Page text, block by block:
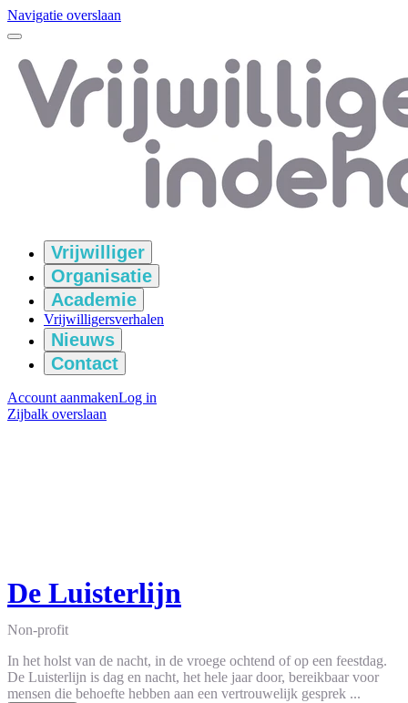
Navigatie overslaan
Vrijwilliger
Organisatie
Academie
Vrijwilligersverhalen
Nieuws
Contact
Account aanmakenLog in
Zijbalk overslaan
De Luisterlijn
Non-profit
In het holst van de nacht, in de vroege ochtend of op een feestdag.
De Luisterlijn is dag en nacht, het hele jaar door, bereikbaar voor
mensen die behoefte hebben aan een vertrouwelijk gesprek ...